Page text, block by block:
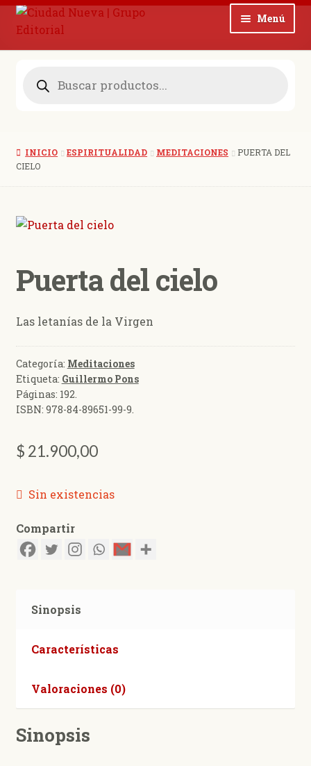
Ir
a
la
Ir
al
contenido
Menú
Colecciones
Blog
0 productos $ 0,00
productos
INICIO ESPIRITUALIDAD MEDITACIONES
PUERTA DEL
CIELO
Puerta del cielo
Las letanías de la Virgen
Categoría: Meditaciones
Etiqueta: Guillermo Pons
Páginas: 192.
ISBN: 978-84-89651-99-9.
$ 21.900,00
Sin existencias
Compartir
Sinopsis
Características
Valoraciones (0)
Sinopsis